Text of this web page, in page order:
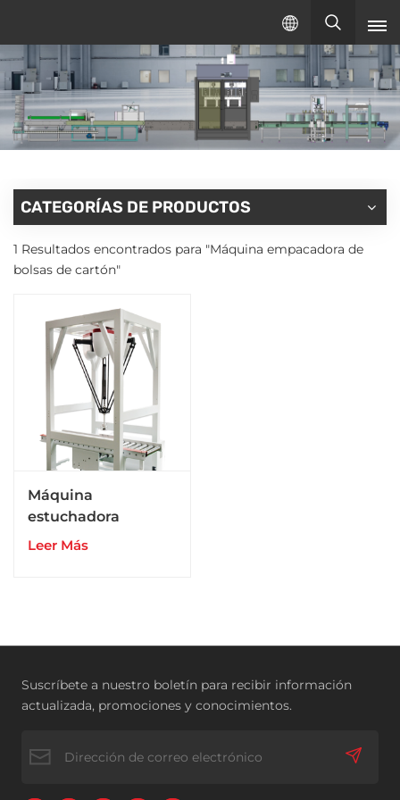
Español
español
English
русский
CATEGORÍAS DE PRODUCTOS
1 Resultados encontrados para "Máquina empacadora de
bolsas de cartón"
Máquina
estuchadora
manual Spider para
Leer Más
Suscríbete a nuestro boletín para recibir información
actualizada, promociones y conocimientos.